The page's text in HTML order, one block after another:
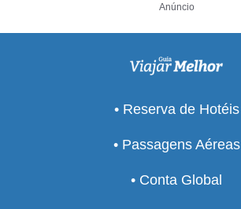
Anúncio
• Reserva de Hotéis
• Passagens Aéreas
• Conta Global